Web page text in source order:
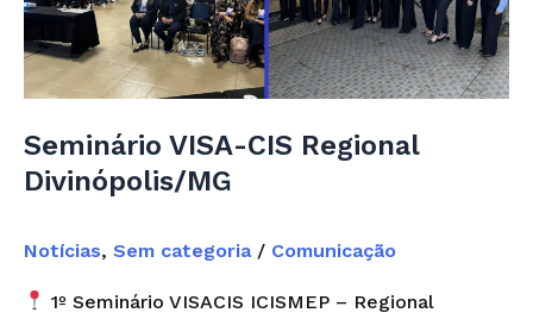
Seminário VISA-CIS Regional
Divinópolis/MG
Notícias, Sem categoria/ Comunicação
1º Seminário VISACIS ICISMEP – Regional
Divinópolis/MG